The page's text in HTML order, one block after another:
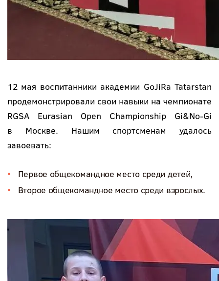
12 мая воспитанники академии GoJiRa Tatarstan
продемонстрировали свои навыки на чемпионате
RGSA Eurasian Open Championship Gi&No-Gi
в Москве. Нашим спортсменам удалось
завоевать:
Первое общекомандное место среди детей,
Второе общекомандное место среди взрослых.